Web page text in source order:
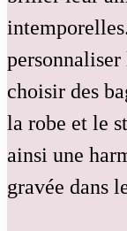
choisir des
la robe et le
ainsi une
gravée dans